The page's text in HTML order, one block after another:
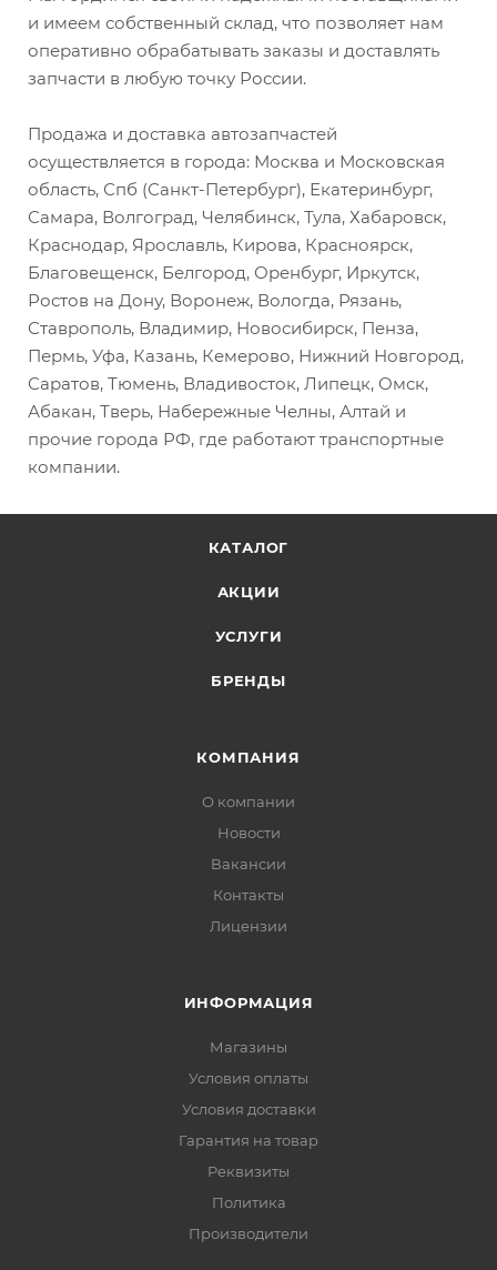
и имеем собственный склад, что позволяет нам
оперативно обрабатывать заказы и доставлять
запчасти в любую точку России.
Продажа и доставка автозапчастей
осуществляется в города: Москва и Московская
область, Спб (Санкт-Петербург), Екатеринбург,
Самара, Волгоград, Челябинск, Тула, Хабаровск,
Краснодар, Ярославль, Кирова, Красноярск,
Благовещенск, Белгород, Оренбург, Иркутск,
Ростов на Дону, Воронеж, Вологда, Рязань,
Ставрополь, Владимир, Новосибирск, Пенза,
Пермь, Уфа, Казань, Кемерово, Нижний Новгород,
Саратов, Тюмень, Владивосток, Липецк, Омск,
Абакан, Тверь, Набережные Челны, Алтай и
прочие города РФ, где работают транспортные
компании.
КАТАЛОГ
АКЦИИ
УСЛУГИ
БРЕНДЫ
КОМПАНИЯ
О компании
Новости
Вакансии
Контакты
Лицензии
ИНФОРМАЦИЯ
Магазины
Условия оплаты
Условия доставки
Гарантия на товар
Реквизиты
Политика
Производители